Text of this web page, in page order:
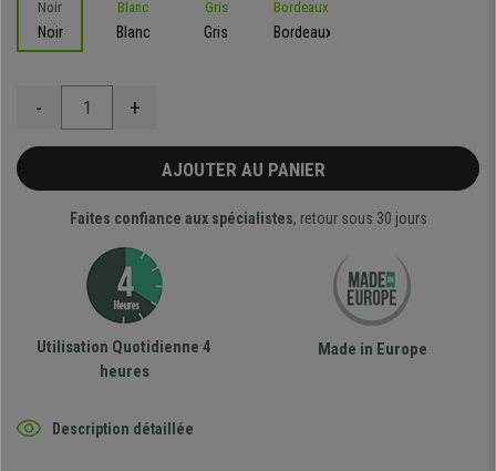
Noir Blanc Gris Bordeaux
- +
AJOUTER AU PANIER
Faites confiance aux spécialistes, retour sous 30 jours
Utilisation Quotidienne 4
heures
Made in Europe
Description détaillée